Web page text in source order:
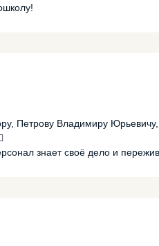
Петрову Владимиру
знает своё дело и